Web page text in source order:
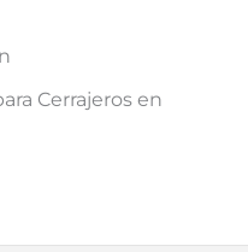
Cerrajeros en